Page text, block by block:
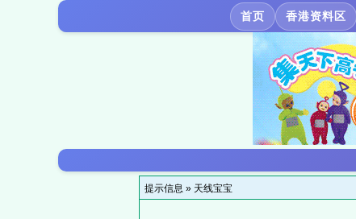
首页 香港资料区
提示信息 » 天线宝宝